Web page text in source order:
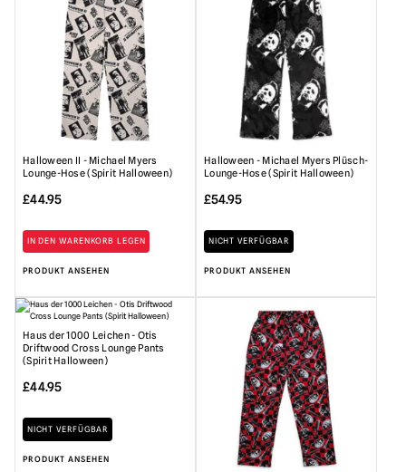
Halloween II - Michael Myers
Lounge-Hose (Spirit Halloween)
£44.95
IN DEN WARENKORB LEGEN
PRODUKT ANSEHEN
Halloween - Michael Myers Plüsch-
Lounge-Hose (Spirit Halloween)
£54.95
NICHT VERFÜGBAR
PRODUKT ANSEHEN
Haus der 1000 Leichen - Otis
Driftwood Cross Lounge Pants
(Spirit Halloween)
£44.95
NICHT VERFÜGBAR
PRODUKT ANSEHEN